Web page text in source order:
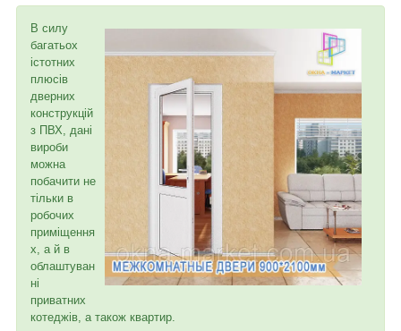
В силу
багатьох
істотних
плюсів
дверних
конструкцій
з ПВХ, дані
вироби
можна
побачити не
тільки в
робочих
приміщення
х, а й в
облаштуван
ні
приватних
котеджів, а також квартир.